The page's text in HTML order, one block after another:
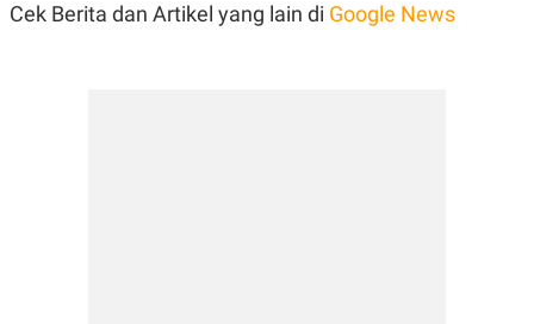
Cek Berita dan Artikel yang lain di Google News